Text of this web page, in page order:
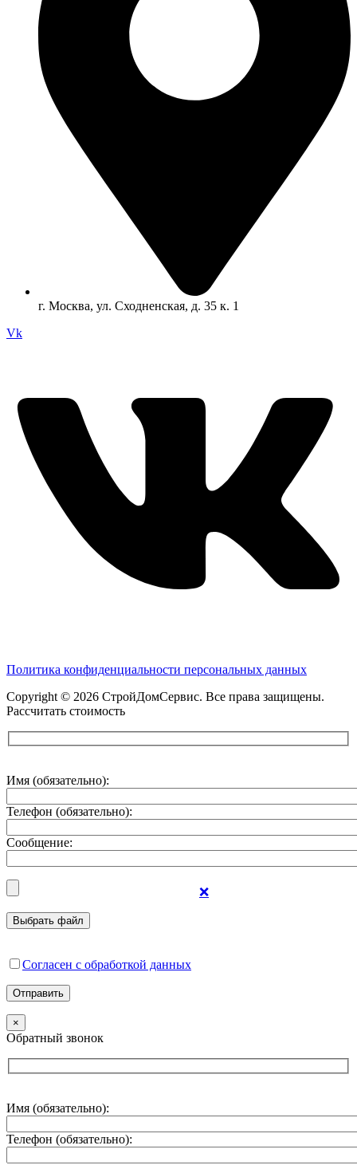
г. Москва, ул. Сходненская, д. 35 к. 1
Vk
Политика конфиденциальности персональных данных
Copyright © 2026 СтройДомСервис. Все права защищены.
Рассчитать стоимость
Имя (обязательно):
Телефон (обязательно):
Сообщение:
❌
Согласен с обработкой данных
×
Обратный звонок
Имя (обязательно):
Телефон (обязательно):